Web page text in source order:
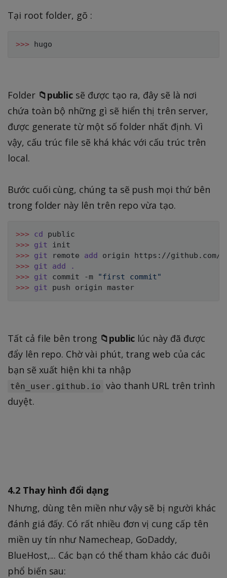
​Tại root folder, gõ :
>>>
Folder 📁public sẽ được tạo ra, đây sẽ là nơi
chứa toàn bộ những gì sẽ hiển thị trên server,
được generate từ một số folder nhất định. Vì
vậy, cấu trúc file sẽ khá khác với cấu trúc trên
local.
Bước cuối cùng, chúng ta sẽ push mọi thứ bên
trong folder này lên trên repo vừa tạo.
>>> cd
>>> git
>>> git remote add
>>> git add
.
>>> git commit -m
"first commit"
>>> git
Tất cả file bên trong 📁public lúc này đã được
đẩy lên repo. Chờ vài phút, trang web của các
bạn sẽ xuất hiện khi ta nhập
tên_user.github.io vào thanh URL trên trình
duyệt.
4.2 Thay hình đổi dạng
Nhưng, dùng tên miền như vậy sẽ bị người khác
đánh giá đấy. Có rất nhiều đơn vị cung cấp tên
miền uy tín như Namecheap, GoDaddy,
BlueHost,... Các bạn có thể tham khảo các đuôi
phổ biến sau: